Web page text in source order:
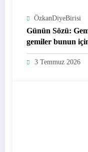
ÖzkanDiyeBirisi
Günün Sözü:
gemiler bunun
3 Temmuz 2026